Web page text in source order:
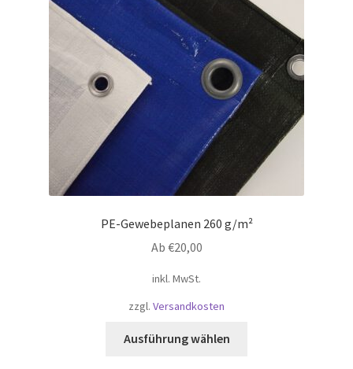
PE-Gewebeplanen 260 g/m²
Ab €20,00
inkl. MwSt.
zzgl. Versandkosten
Ausführung wählen